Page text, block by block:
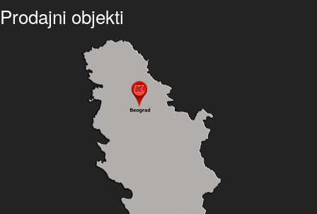
Prodajni objekti